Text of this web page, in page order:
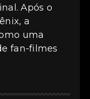
Após o
a
uma
fan-filmes